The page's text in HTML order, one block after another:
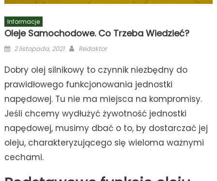
Informacje
Oleje Samochodowe. Co Trzeba Wiedzieć?
Posted
2 listopada, 2021 Author
Redaktor
Dobry olej silnikowy to czynnik niezbędny do
prawidłowego funkcjonowania jednostki
napędowej. Tu nie ma miejsca na kompromisy.
Jeśli chcemy wydłużyć żywotność jednostki
napędowej, musimy dbać o to, by dostarczać jej
oleju, charakteryzującego się wieloma ważnymi
cechami.